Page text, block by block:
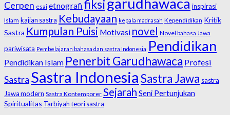
Cerpen esai etnografi fiksi inspirasi
Islam kajian sastra Kebudayaan kepala madrasah Kependidikan Kritik
Sastra Kumpulan Puisi Motivasi novel Novel bahasa Jawa
pariwisata Pembelajaran bahasa dan sastra Indonesia Pendidikan
Pendidikan Islam Penerbit Garudhawaca Profesi
Sastra Sastra IndonesiaSastra Jawa sastra
Jawa modern Sastra Kontemporer Sejarah Seni Pertunjukan
Spiritualitas Tarbiyah teori sastra